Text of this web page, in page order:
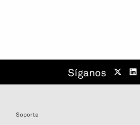
Síganos
Soporte